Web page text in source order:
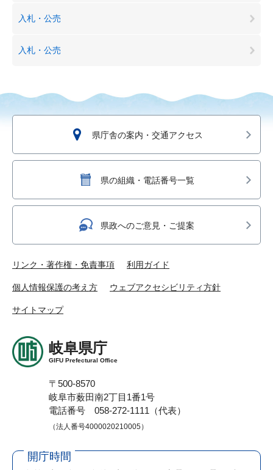
入札・公売
入札・公売
県庁舎の案内・交通アクセス
県の組織・電話番号一覧
県政へのご意見・ご提案
リンク・著作権・免責事項 利用ガイド
個人情報保護の考え方 ウェブアクセシビリティ方針
サイトマップ
岐阜県庁
GIFU Prefectural Office
〒500-8570
岐阜市薮田南2丁目1番1号
電話番号 058-272-1111（代表）
（法人番号4000020210005）
開庁時間